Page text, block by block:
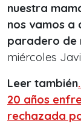
nuestra
nos vamos a
paradero de
miércoles
Leer también
20 años
rechazada